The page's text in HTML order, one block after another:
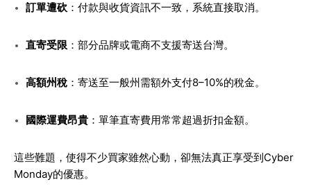
訂單遭砍：付款與收貨資訊不一致，系統直接取消。
直寄受限：部分品牌或電商不支援寄送台灣。
高額州稅：寄送至一般州需額外支付8–10%的稅金。
國際運費昂貴：單筆直寄費用常常超過折扣金額。
這些難題，使得不少買家雖然心動，卻無法真正享受到Cyber
Monday的優惠。